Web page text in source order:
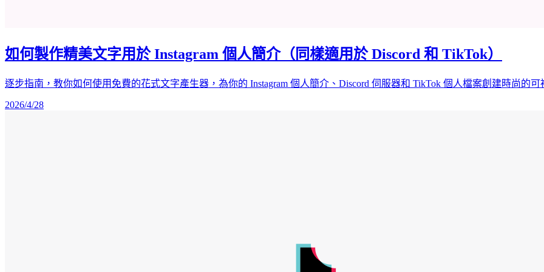
如何製作精美文字用於 Instagram 個人簡介（同樣適用於 Discord 和 TikTok）
逐步指南，教你如何使用免費的花式文字產生器，為你的 Instagram 個人簡介、Discord 伺服器和 TikTok 個人檔案創建時尚的可
2026/4/28